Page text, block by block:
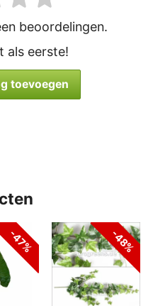
beoordelingen.
als eerste!
toevoegen
-47% -48%